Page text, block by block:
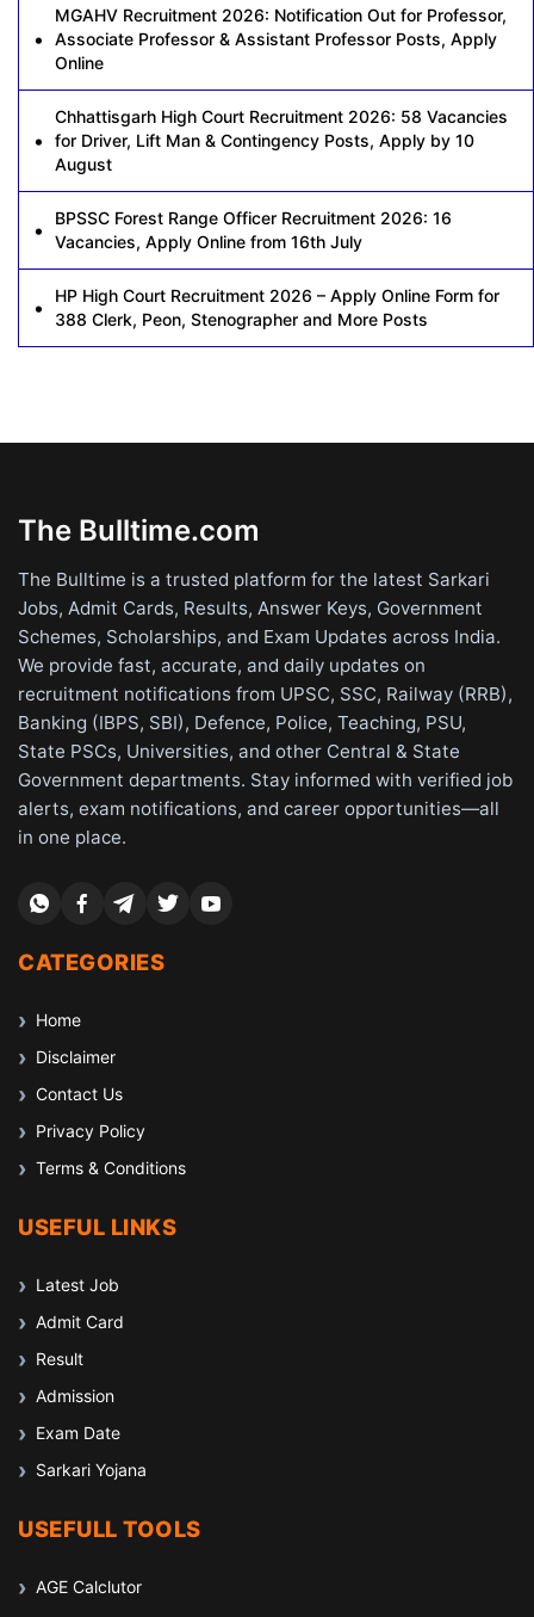
MGAHV Recruitment 2026: Notification Out for Professor,
Associate Professor & Assistant Professor Posts, Apply
Online
Chhattisgarh High Court Recruitment 2026: 58 Vacancies
for Driver, Lift Man & Contingency Posts, Apply by 10
August
BPSSC Forest Range Officer Recruitment 2026: 16
Vacancies, Apply Online from 16th July
HP High Court Recruitment 2026 – Apply Online Form for
388 Clerk, Peon, Stenographer and More Posts
The Bulltime.com
The Bulltime is a trusted platform for the latest Sarkari
Jobs, Admit Cards, Results, Answer Keys, Government
Schemes, Scholarships, and Exam Updates across India.
We provide fast, accurate, and daily updates on
recruitment notifications from UPSC, SSC, Railway (RRB),
Banking (IBPS, SBI), Defence, Police, Teaching, PSU,
State PSCs, Universities, and other Central & State
Government departments. Stay informed with verified job
alerts, exam notifications, and career opportunities—all
in one place.
CATEGORIES
Home
Disclaimer
Contact Us
Privacy Policy
Terms & Conditions
USEFUL LINKS
Latest Job
Admit Card
Result
Admission
Exam Date
Sarkari Yojana
USEFULL TOOLS
AGE Calclutor